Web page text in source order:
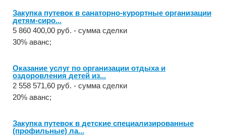
Закупка путевок в санаторно-курортные организации
детям-сиро...
5 860 400,00 руб. - сумма сделки
30% аванс;
Оказание услуг по организации отдыха и
оздоровления детей из...
2 558 571,60 руб. - сумма сделки
20% аванс;
Закупка путевок в детские специализированные
(профильные) ла...